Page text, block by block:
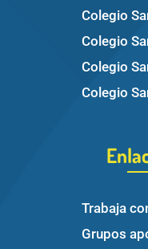
Colegio
Colegio
Colegio
Colegio
Trabaja
Grupos